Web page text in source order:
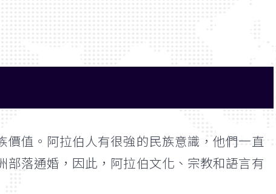
值。阿拉伯人有很強的民族意識，他們一直
落通婚，因此，阿拉伯文化、宗教和語言有